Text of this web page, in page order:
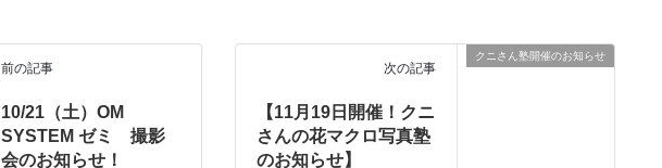
前の記事
10/21（土）OM
SYSTEM ゼミ 撮影
会のお知らせ！
クニさん塾開催のお知らせ
次の記事
【11月19日開催！クニ
さんの花マクロ写真塾
のお知らせ】